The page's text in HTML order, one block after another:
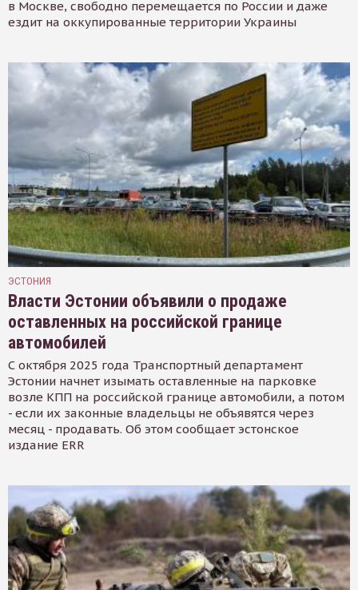
в Москве, свободно перемещается по России и даже
ездит на оккупированные территории Украины
ЭСТОНИЯ
Власти Эстонии объявили о продаже
оставленных на российской границе
автомобилей
С октября 2025 года Транспортный департамент
Эстонии начнет изымать оставленные на парковке
возле КПП на российской границе автомобили, а потом
- если их законные владельцы не объявятся через
месяц - продавать. Об этом сообщает эстонское
издание ERR